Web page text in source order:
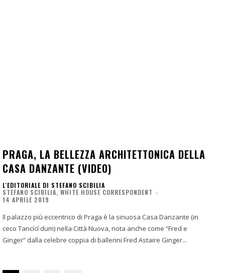
PRAGA, LA BELLEZZA ARCHITETTONICA DELLA
CASA DANZANTE (VIDEO)
L'EDITORIALE DI STEFANO SCIBILIA
STEFANO SCIBILIA, WHITE HOUSE CORRESPONDENT -
14 APRILE 2019
Il palazzo più eccentrico di Praga è la sinuosa Casa Danzante (in
ceco Tancící dum) nella Città Nuova, nota anche come “Fred e
Ginger” dalla celebre coppia di ballerini Fred Astaire Ginger...